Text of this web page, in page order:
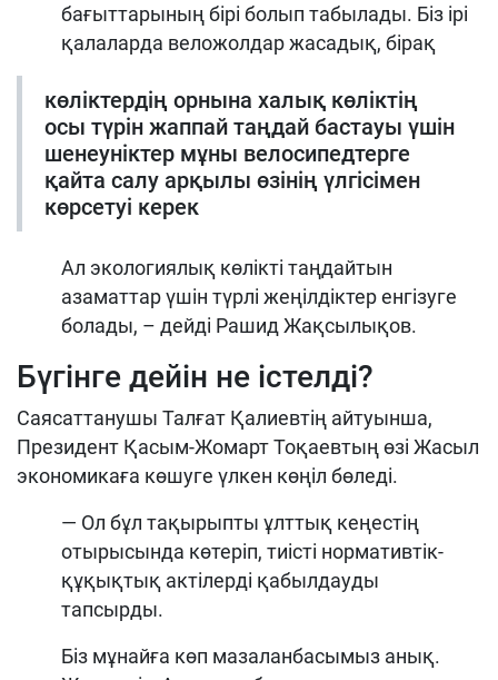
бағыттарының бірі болып табылады. Біз ірі
қалаларда веложолдар жасадық, бірақ
көліктердің орнына халық көліктің
осы түрін жаппай таңдай бастауы үшін
шенеуніктер мұны велосипедтерге
қайта салу арқылы өзінің үлгісімен
көрсетуі керек
Ал экологиялық көлікті таңдайтын
азаматтар үшін түрлі жеңілдіктер енгізуге
болады, – дейді Рашид Жақсылықов.
Бүгінге дейін не істелді?
Саясаттанушы Талғат Қалиевтің айтуынша,
Президент Қасым-Жомарт Тоқаевтың өзі Жасыл
экономикаға көшуге үлкен көңіл бөледі.
— Ол бұл тақырыпты ұлттық кеңестің
отырысында көтеріп, тиісті нормативтік-
құқықтық актілерді қабылдауды
тапсырды.
Біз мұнайға көп мазаланбасымыз анық.